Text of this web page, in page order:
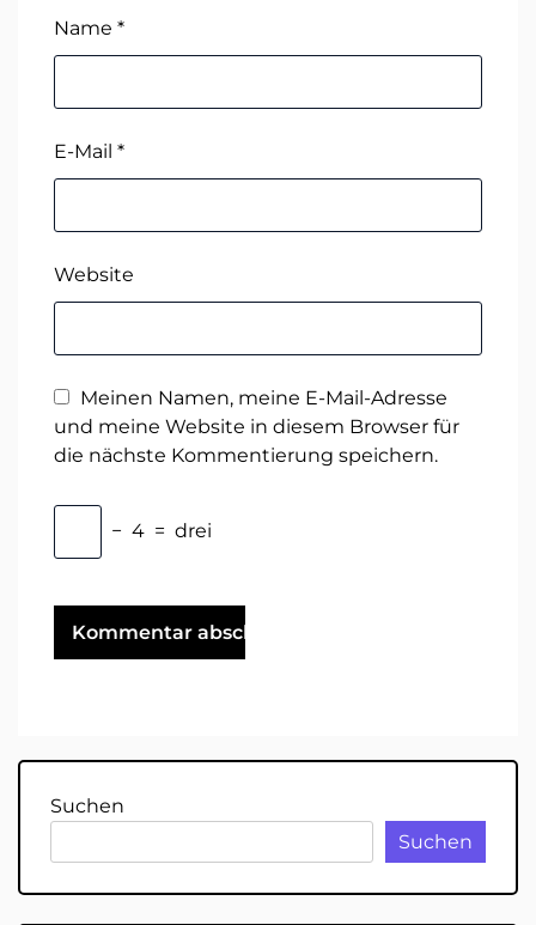
Name *
E-Mail *
Website
Meinen Namen, meine E-Mail-Adresse
und meine Website in diesem Browser für
die nächste Kommentierung speichern.
− 4 = drei
Suchen
Suchen